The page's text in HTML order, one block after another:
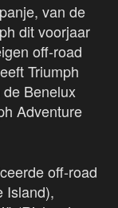
van de
dit voorjaar
off-road
Triumph
Benelux
Adventure
off-road
Island),